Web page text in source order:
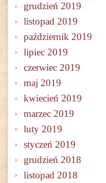
grudzień 2019
listopad 2019
październik 2019
lipiec 2019
czerwiec 2019
maj 2019
kwiecień 2019
marzec 2019
luty 2019
styczeń 2019
grudzień 2018
listopad 2018